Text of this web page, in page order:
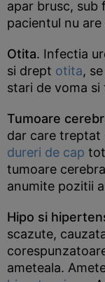
apar brusc, sub
pacientul nu
Otita. Infectia
si drept otita,
stari de voma si
Tumoare
dar care treptat
dureri de cap
tumoare
anumite pozitii
Hipo si
scazute,
ameteala.